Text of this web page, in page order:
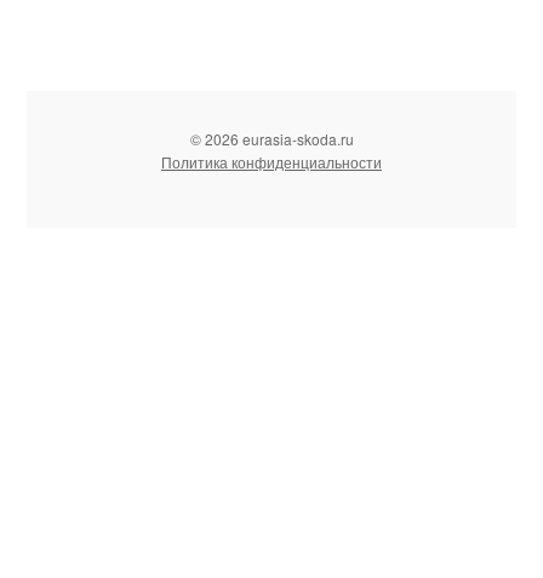
© 2026 eurasia-skoda.ru
Политика конфиденциальности